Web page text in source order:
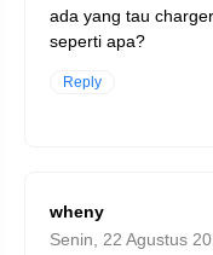
ada yang tau
seperti apa?
Reply
wheny
Senin, 22 Agustus